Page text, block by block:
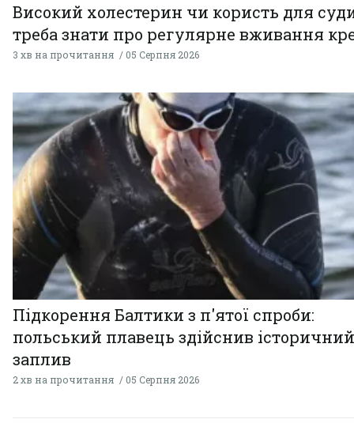
Високий холестерин чи користь для
треба знати про регулярне вживання
3 хв на прочитання 05 Серпня 2026
Підкорення Балтики з п'ятої спроби:
польський плавець здійснив історичний
заплив
2 хв на прочитання 05 Серпня 2026